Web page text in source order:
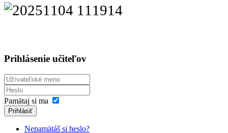
Prihlásenie učiteľov
Pamätaj si ma
Prihlásiť
Nepamätáš si heslo?